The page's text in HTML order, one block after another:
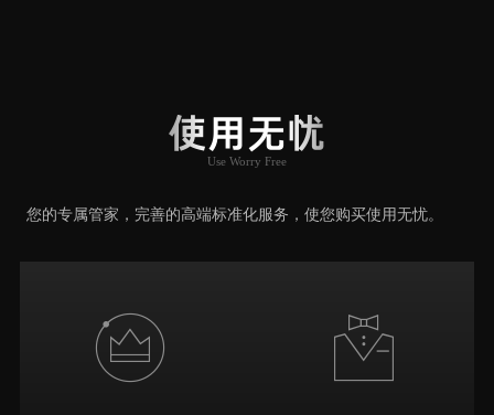
使用无忧
Use Worry Free
您的专属管家，完善的高端标准化服务，使您购买使用无忧。